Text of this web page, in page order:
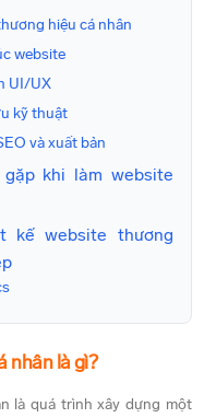
hiệu cá nhân
website
UI/UX
kỹ thuật
và xuất bản
khi làm website
kế website thương
nhân là gì?
là quá trình xây dựng một